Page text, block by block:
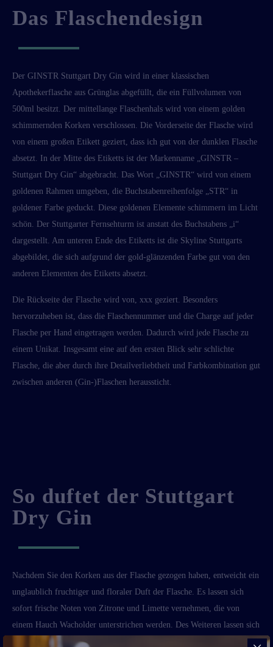
Das Flaschendesign
Der GINSTR Stuttgart Dry Gin wird in einer klassischen
Apothekerflasche aus Grünglas abgefüllt, die ein Füllvolumen von
500ml besitzt. Der mittellange Flaschenhals wird von einem golden
schimmernden Korken verschlossen. Die Vorderseite der Flasche wird
von einem großen Etikett geziert, dass ich gut von der dunklen Flasche
absetzt. In der Mitte des Etiketts ist der Markenname „GINSTR –
Stuttgart Dry Gin“ abgebracht. Das Wort „GINSTR“ wird von einem
goldenen Rahmen umgeben, die Buchstabenreihenfolge „STR“ in
goldener Farbe geduckt. Diese goldenen Elemente schimmern im Licht
schön. Der Stuttgarter Fernsehturm ist anstatt des Buchstabens „i“
dargestellt. Am unteren Ende des Etiketts ist die Skyline Stuttgarts
abgebildet, die sich aufgrund der gold-glänzenden Farbe gut von den
anderen Elementen des Etiketts absetzt.
Die Rückseite der Flasche wird von, xxx geziert. Besonders
hervorzuheben ist, dass die Flaschennummer und die Charge auf jeder
Flasche per Hand eingetragen werden. Dadurch wird jede Flasche zu
einem Unikat. Insgesamt eine auf den ersten Blick sehr schlichte
Flasche, die aber durch ihre Detailverliebtheit und Farbkombination gut
zwischen anderen (Gin-)Flaschen heraussticht.
So duftet der Stuttgart
Dry Gin
Nachdem Sie den Korken aus der Flasche gezogen haben, entweicht ein
unglaublich fruchtiger und floraler Duft der Flasche. Es lassen sich
sofort frische Noten von Zitrone und Limette vernehmen, die von
einem Hauch Wacholder unterstrichen werden. Des Weiteren lassen sich
leichte Noten von Kardamom, etwas Zimt und Rosmarin vernehmen.